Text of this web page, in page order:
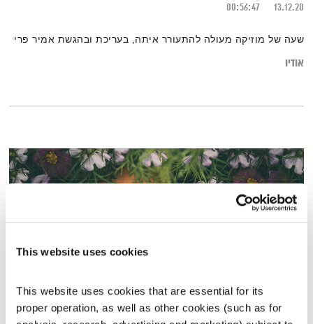
This website uses cookies
This website uses cookies that are essential for its
proper operation, as well as other cookies (such as for
13.12.20
00:56:47
שעה של מוזיקה מעולה להתעורר איתה, בעריכת ובהגשת אמיר פרי
אודיו
עולם קטן – 8.7.26